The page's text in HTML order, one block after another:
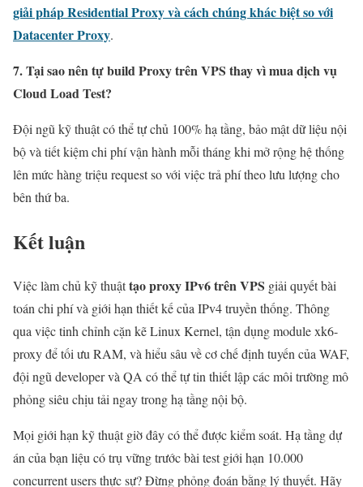
giải pháp Residential Proxy và cách chúng khác biệt so với
Datacenter Proxy.
7. Tại sao nên tự build Proxy trên VPS thay vì mua dịch vụ
Cloud Load Test?
Đội ngũ kỹ thuật có thể tự chủ 100% hạ tầng, bảo mật dữ liệu nội
bộ và tiết kiệm chi phí vận hành mỗi tháng khi mở rộng hệ thống
lên mức hàng triệu request so với việc trả phí theo lưu lượng cho
bên thứ ba.
Kết luận
Việc làm chủ kỹ thuậttạo proxy IPv6 trên VPS giải quyết bài
toán chi phí và giới hạn thiết kế của IPv4 truyền thống. Thông
qua việc tinh chỉnh cặn kẽ Linux Kernel, tận dụng module xk6-
proxy để tối ưu RAM, và hiểu sâu về cơ chế định tuyến của WAF,
đội ngũ developer và QA có thể tự tin thiết lập các môi trường mô
phỏng siêu chịu tải ngay trong hạ tầng nội bộ.
Mọi giới hạn kỹ thuật giờ đây có thể được kiểm soát. Hạ tầng dự
án của bạn liệu có trụ vững trước bài test giới hạn 10.000
concurrent users thực sự? Đừng phỏng đoán bằng lý thuyết. Hãy